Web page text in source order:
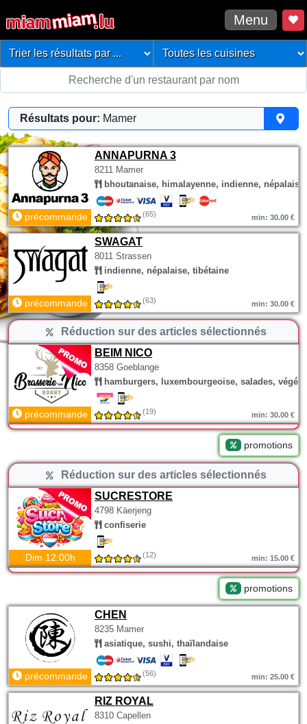
Menu
Résultats pour: Mamer
ANNAPURNA 3
8211 Mamer
bhoutanaise, himalayenne, indienne, népalaise
précommande (65) min: 30.00 €
SWAGAT
8011 Strassen
indienne, népalaise, tibétaine
précommande (63) min: 30.00 €
Réduction sur des articles sélectionnés
BEIM NICO
8358 Goeblange
hamburgers, luxembourgeoise, salades,
précommande (19) min: 30.00 €
promotions
Réduction sur des articles sélectionnés
SUCRESTORE
4798 Käerjeng
confiserie
Dim 12:00h (12) min: 15.00 €
promotions
CHEN
8235 Mamer
asiatique, sushi, thaïlandaise
précommande (56) min: 25.00 €
RIZ ROYAL
8310 Capellen